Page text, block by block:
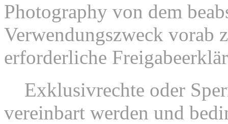
Photography von dem
Verwendungszweck vorab
erforderliche
Exklusivrechte oder
vereinbart werden und